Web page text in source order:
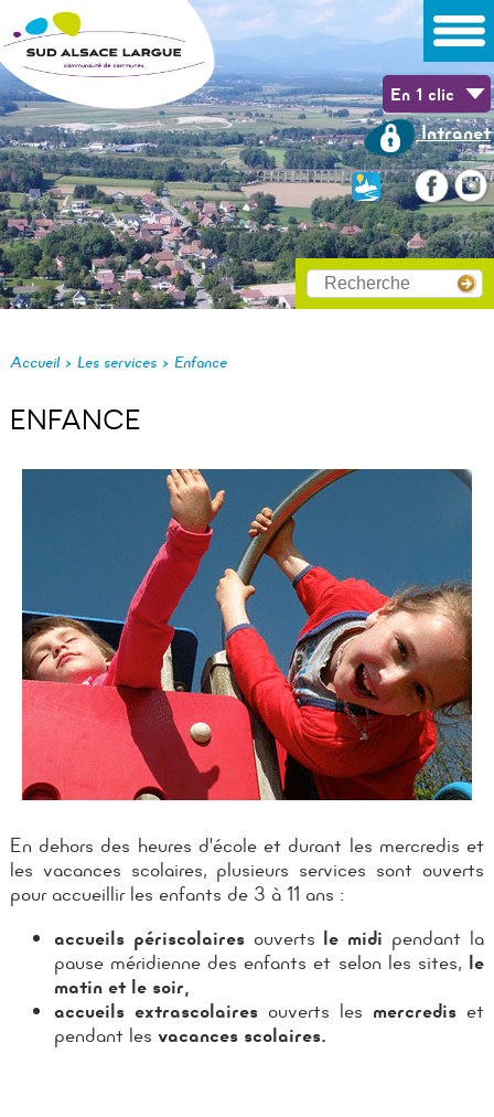
En 1 clic
Intranet
Accueil> Les services> Enfance
ENFANCE
En dehors des heures d'école et durant les mercredis et
les vacances scolaires, plusieurs services sont ouverts
pour accueillir les enfants de 3 à 11 ans :
accueils périscolairesouverts le midi pendant la
pause méridienne des enfants et selon les sites, le
matin et le soir,
accueils extrascolairesouverts les mercrediset
pendant les vacances scolaires.